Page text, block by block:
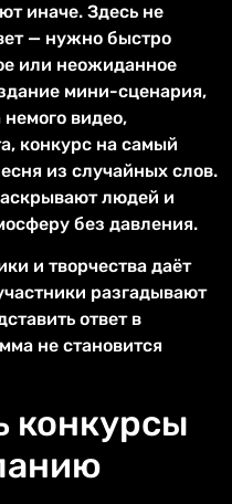
иначе. Здесь не
— нужно быстро
или неожиданное
мини-сценария,
видео,
конкурс на самый
из случайных слов.
людей и
без давления.
и творчества даёт
разгадывают
ответ в
не становится
конкурсы